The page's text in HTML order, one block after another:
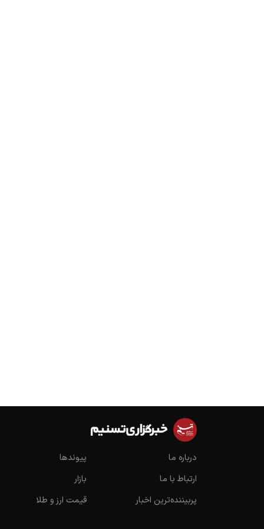
درباره ما
ارتباط با ما
پربیننده‌ترین اخبار
پیوندها
بازار
قیمت ارز و طلا